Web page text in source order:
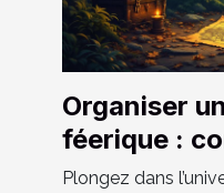
Organiser
féerique :
chasse au
Plongez dans